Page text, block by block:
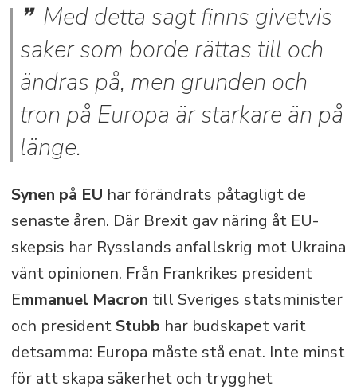
Med detta sagt finns givetvis
saker som borde rättas till och
ändras på, men grunden och
tron på Europa är starkare än på
länge.
Synen på EU har förändrats påtagligt de
senaste åren. Där Brexit gav näring åt EU-
skepsis har Rysslands anfallskrig mot Ukraina
vänt opinionen. Från Frankrikes president
Emmanuel Macron till Sveriges statsminister
och presidentStubb har budskapet varit
detsamma: Europa måste stå enat. Inte minst
för att skapa säkerhet och trygghet